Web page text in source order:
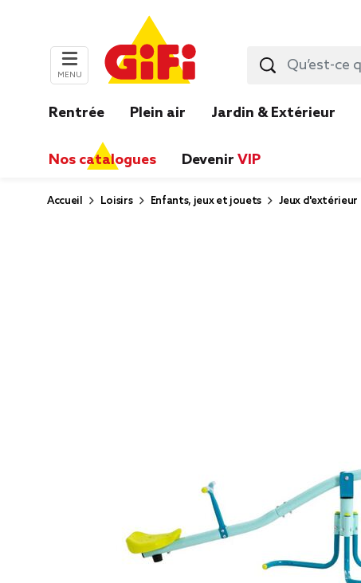
MENU
Rentrée Plein air Jardin & Extérieur
Nos catalogues Devenir VIP
Accueil Loisirs Enfants, jeux et jouets Jeux d'extérieur